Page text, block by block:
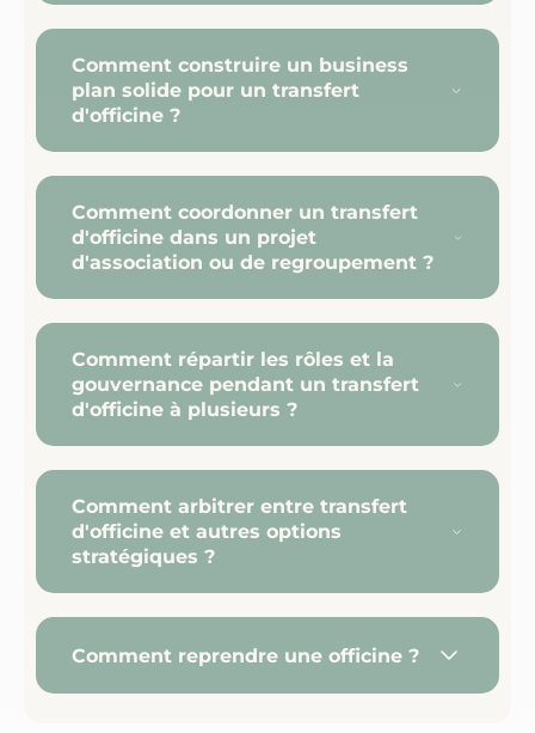
Comment construire un business
plan solide pour un transfert
d'officine ?
Comment coordonner un transfert
d'officine dans un projet
d'association ou de regroupement ?
Comment répartir les rôles et la
gouvernance pendant un transfert
d'officine à plusieurs ?
Comment arbitrer entre transfert
d'officine et autres options
stratégiques ?
Comment reprendre une officine ?